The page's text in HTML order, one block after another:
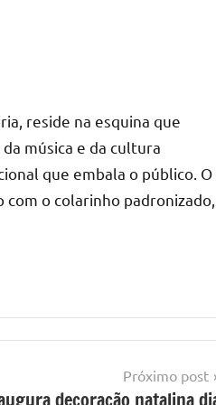
reside na esquina que
música e da cultura
que embala o público. O
o colarinho padronizado,
Próximo post